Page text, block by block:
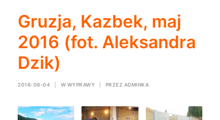
Gruzja, Kazbek, maj
2016 (fot. Aleksandra
Dzik)
2016-06-04 W WYPRAWY PRZEZ ADMINKA